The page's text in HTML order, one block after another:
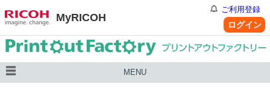
MyRICOH
ご利用登録
ログイン
MENU